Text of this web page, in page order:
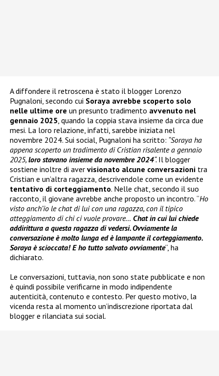
A diffondere il retroscena è stato il blogger Lorenzo
Pugnaloni, secondo cui Soraya avrebbe scoperto solo
nelle ultime ore un presunto tradimento avvenuto nel
gennaio 2025 , quando la coppia stava insieme da circa due
mesi. La loro relazione, infatti, sarebbe iniziata nel
novembre 2024. Sui social, Pugnaloni ha scritto: “Soraya ha
appena scoperto un tradimento di Cristian risalente a gennaio
2025, loro stavano insieme da novembre 2024“. Il blogger
sostiene inoltre di aver visionato alcune conversazioni tra
Cristian e un’altra ragazza, descrivendole come un evidente
tentativo di corteggiamento. Nelle chat, secondo il suo
racconto, il giovane avrebbe anche proposto un incontro. “Ho
visto anch’io le chat di lui con una ragazza, con il tipico
atteggiamento di chi ci vuole provare… Chat in cui lui chiede
addirittura a questa ragazza di vedersi. Ovviamente la
conversazione è molto lunga ed è lampante il corteggiamento.
Soraya è scioccata! E ho tutto salvato ovviamente“, ha
dichiarato.
Le conversazioni, tuttavia, non sono state pubblicate e non
è quindi possibile verificarne in modo indipendente
autenticità, contenuto e contesto. Per questo motivo, la
vicenda resta al momento un’indiscrezione riportata dal
blogger e rilanciata sui social.